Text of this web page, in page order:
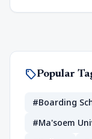
sellPopular
#Boarding
#Ma'soem